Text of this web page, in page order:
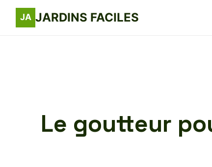
JARDINS FACILES
Le goutteur